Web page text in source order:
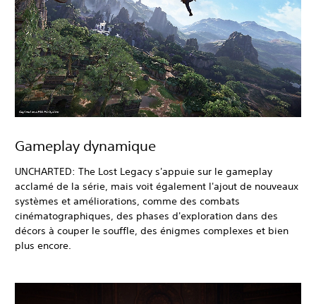
Gameplay dynamique
UNCHARTED: The Lost Legacy s'appuie sur le gameplay
acclamé de la série, mais voit également l'ajout de nouveaux
systèmes et améliorations, comme des combats
cinématographiques, des phases d'exploration dans des
décors à couper le souffle, des énigmes complexes et bien
plus encore.